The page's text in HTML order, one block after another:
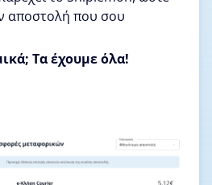
αποστολή που σου
Τα έχουμε όλα!